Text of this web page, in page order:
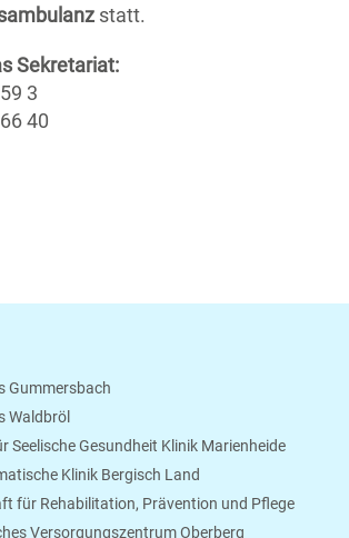
statt.
Sekretariat:
3
40
Gummersbach
Waldbröl
Seelische Gesundheit Klinik Marienheide
Klinik Bergisch Land
für Rehabilitation, Prävention und Pflege
Versorgungszentrum Oberberg